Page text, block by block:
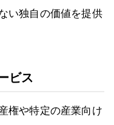
い独自の価値を提供
ビス
権や特定の産業向け